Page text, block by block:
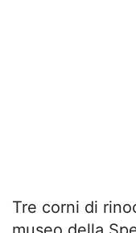
Tre corni di